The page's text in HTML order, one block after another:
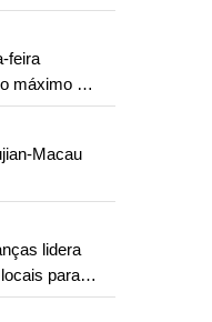
feira
máximo em
Macau
lidera
para
trabalhos